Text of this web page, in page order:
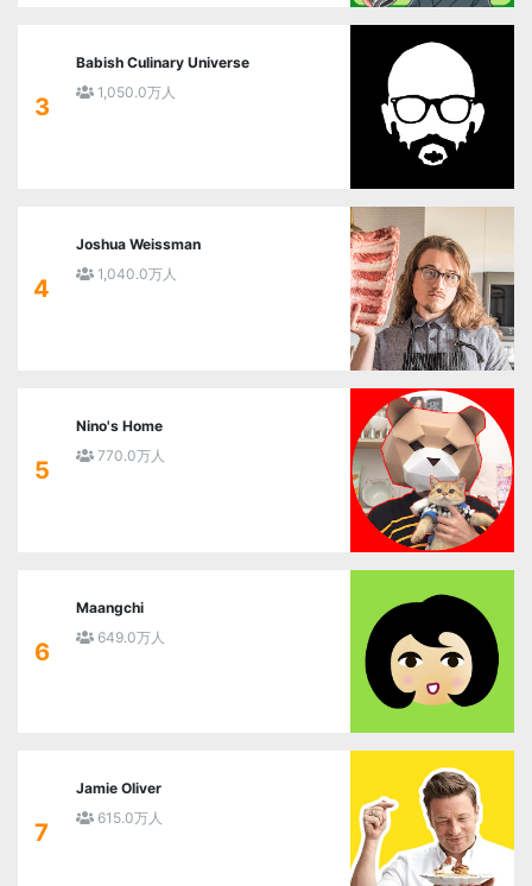
3
Babish Culinary Universe
1,050.0万人
4
Joshua Weissman
1,040.0万人
5
Nino's Home
770.0万人
6
Maangchi
649.0万人
7
Jamie Oliver
615.0万人